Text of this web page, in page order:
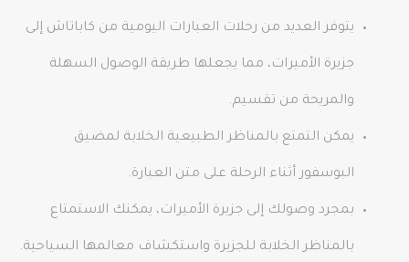
يتوفر العديد من رحلات العبارات اليومية من كاباتاش إلى
جزيرة الأميرات، مما يجعلها طريقة الوصول السهلة
والمريحة من تقسيم.
يمكن التمتع بالمناظر الطبيعية الخلابة لمضيق
البوسفور أثناء الرحلة على متن العبارة.
بمجرد وصولك إلى جزيرة الأميرات، يمكنك الاستمتاع
بالمناظر الخلابة للجزيرة واستكشاف معالمها السياحية.